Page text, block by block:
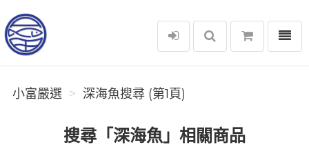
小富嚴選
選單
小富嚴選 深海魚搜尋 (第1頁)
搜尋「深海魚」相關商品